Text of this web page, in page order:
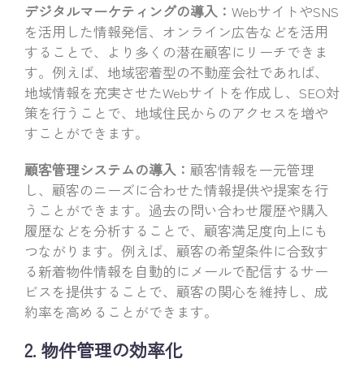
デジタルマーケティングの導入： WebサイトやSNS
を活用した情報発信、オンライン広告などを活用
することで、より多くの潜在顧客にリーチできま
す。例えば、地域密着型の不動産会社であれば、
地域情報を充実させたWebサイトを作成し、SEO対
策を行うことで、地域住民からのアクセスを増や
すことができます。
顧客管理システムの導入： 顧客情報を一元管理
し、顧客のニーズに合わせた情報提供や提案を行
うことができます。過去の問い合わせ履歴や購入
履歴などを分析することで、顧客満足度向上にも
つながります。例えば、顧客の希望条件に合致す
る新着物件情報を自動的にメールで配信するサー
ビスを提供することで、顧客の関心を維持し、成
約率を高めることができます。
2. 物件管理の効率化